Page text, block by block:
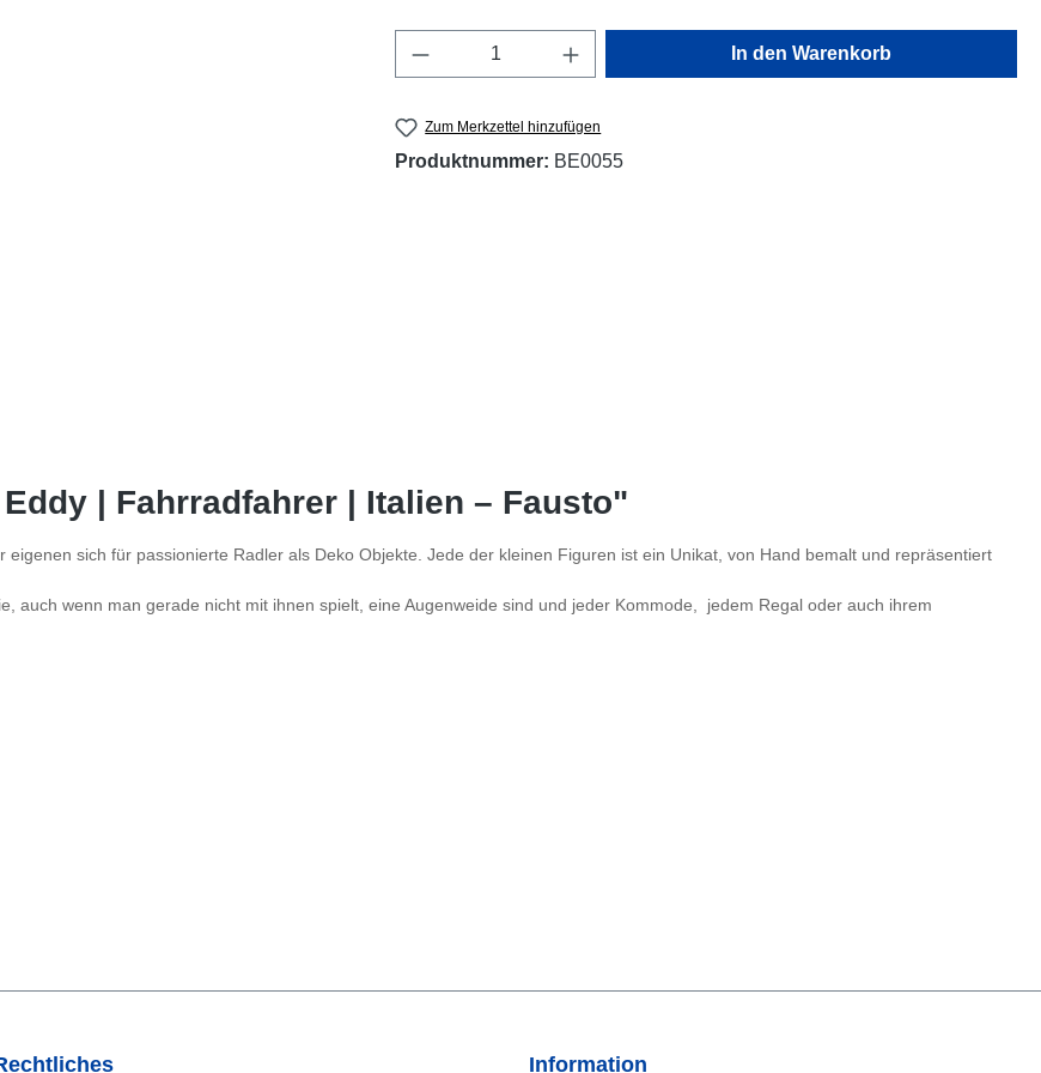
Produkt Anzahl: Gib den gewünschten Wert ein
In den Warenkorb
Zum Merkzettel hinzufügen
Produktnummer: BE0055
| Fahrradfahrer | Italien – Fausto"
eigenen sich für passionierte Radler als Deko Objekte. Jede der kleinen Figuren ist ein Unikat, von Hand bemalt und repräsentiert
auch wenn man gerade nicht mit ihnen spielt, eine Augenweide sind und jeder Kommode, jedem Regal oder auch ihrem
Information